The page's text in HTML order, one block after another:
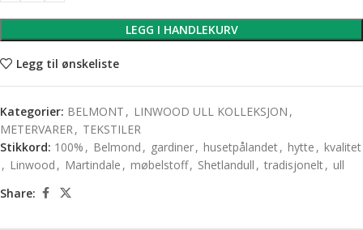
LEGG I HANDLEKURV
Legg til ønskeliste
Kategorier: BELMONT , LINWOOD ULL KOLLEKSJON ,
METERVARER, TEKSTILER
Stikkord: 100% , Belmond , gardiner, husetpålandet, hytte , kvalitet
, Linwood , Martindale , møbelstoff, Shetlandull , tradisjonelt, ull
Share: